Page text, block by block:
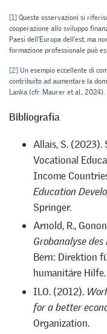
[1]Queste osservazioni si
cooperazione allo sviluppo
Paesi dell’Europa dell’est, ma
formazione professionale può
[2]Un esempio eccellente di
contribuito ad aumentare la
Lanka (cfr. Maurer et al., 2024).
Bibliografia
Allais, S.
Vocational
Income
Education
Springer.
Arnold, R.,
Grobanalyse
Bern: Direktion
humanitäre Hilfe.
ILO. (2012).
for a better
Organization.